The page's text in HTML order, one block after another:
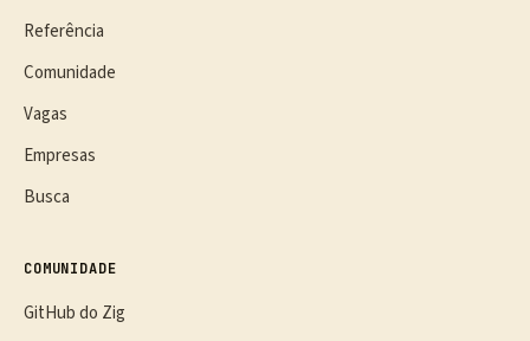
Referência
Comunidade
Vagas
Empresas
Busca
COMUNIDADE
GitHub do Zig